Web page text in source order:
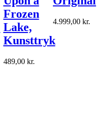
Frozen
Lake,
Kunsttryk
489,00 kr.
4.999,00 kr.